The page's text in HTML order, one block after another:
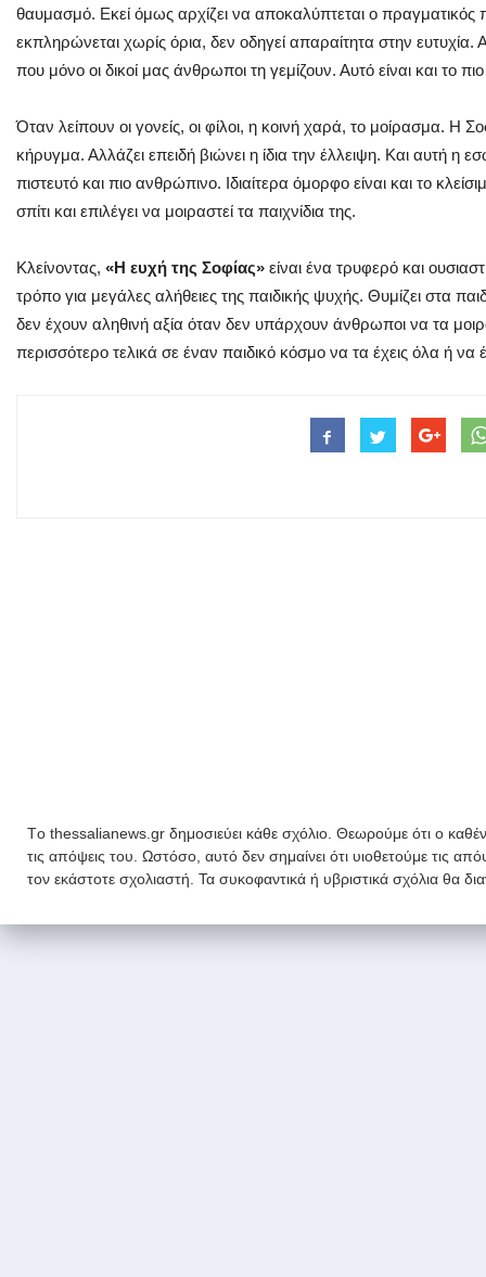
θαυμασμό. Εκεί όμως αρχίζει να αποκαλύπτεται ο πραγματικός
εκπληρώνεται χωρίς όρια, δεν οδηγεί απαραίτητα στην ευτυχία.
που μόνο οι δικοί μας άνθρωποι τη γεμίζουν. Αυτό είναι και το
Όταν λείπουν οι γονείς, οι φίλοι, η κοινή χαρά, το μοίρασμα. Η
κήρυγμα. Αλλάζει επειδή βιώνει η ίδια την έλλειψη. Και αυτή η
πιστευτό και πιο ανθρώπινο. Ιδιαίτερα όμορφο είναι και το
σπίτι και επιλέγει να μοιραστεί τα παιχνίδια της.
Κλείνοντας, «Η ευχή της Σοφίας» είναι ένα τρυφερό και
τρόπο για μεγάλες αλήθειες της παιδικής ψυχής. Θυμίζει στα
δεν έχουν αληθινή αξία όταν δεν υπάρχουν άνθρωποι να τα
περισσότερο τελικά σε έναν παιδικό κόσμο να τα έχεις όλα ή να
Tο thessalianews.gr δημοσιεύει κάθε σχόλιο. Θεωρούμε ότι ο
τις απόψεις του. Ωστόσο, αυτό δεν σημαίνει ότι υιοθετούμε τις
τον εκάστοτε σχολιαστή. Τα συκοφαντικά ή υβριστικά σχόλια θα